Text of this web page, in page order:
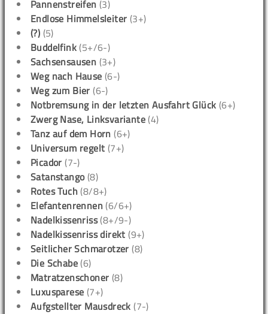
Pannenstreifen (3)
Endlose Himmelsleiter (3+)
(?) (5)
Buddelfink (5+/6-)
Sachsensausen (3+)
Weg nach Hause (6-)
Weg zum Bier (6-)
Notbremsung in der letzten Ausfahrt Glück (6+)
Zwerg Nase, Linksvariante (4)
Tanz auf dem Horn (6+)
Universum regelt (7+)
Picador (7-)
Satanstango(8)
Rotes Tuch (8/8+)
Elefantenrennen (6/6+)
Nadelkissenriss(8+/9-)
Nadelkissenriss direkt (9+)
Seitlicher Schmarotzer (8)
Die Schabe (6)
Matratzenschoner (8)
Luxusparese (7+)
Aufgstellter Mausdreck (7-)